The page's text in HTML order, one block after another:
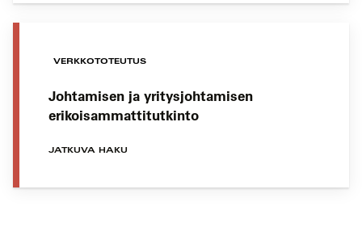
VERKKOTOTEUTUS
Johtamisen ja yritysjohtamisen
erikoisammattitutkinto
JATKUVA HAKU